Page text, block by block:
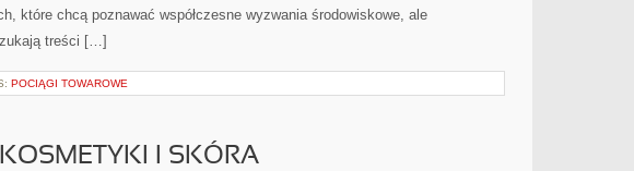
które chcą poznawać współczesne wyzwania środowiskowe, ale
treści […]
POCIĄGI TOWAROWE
I SKÓRA